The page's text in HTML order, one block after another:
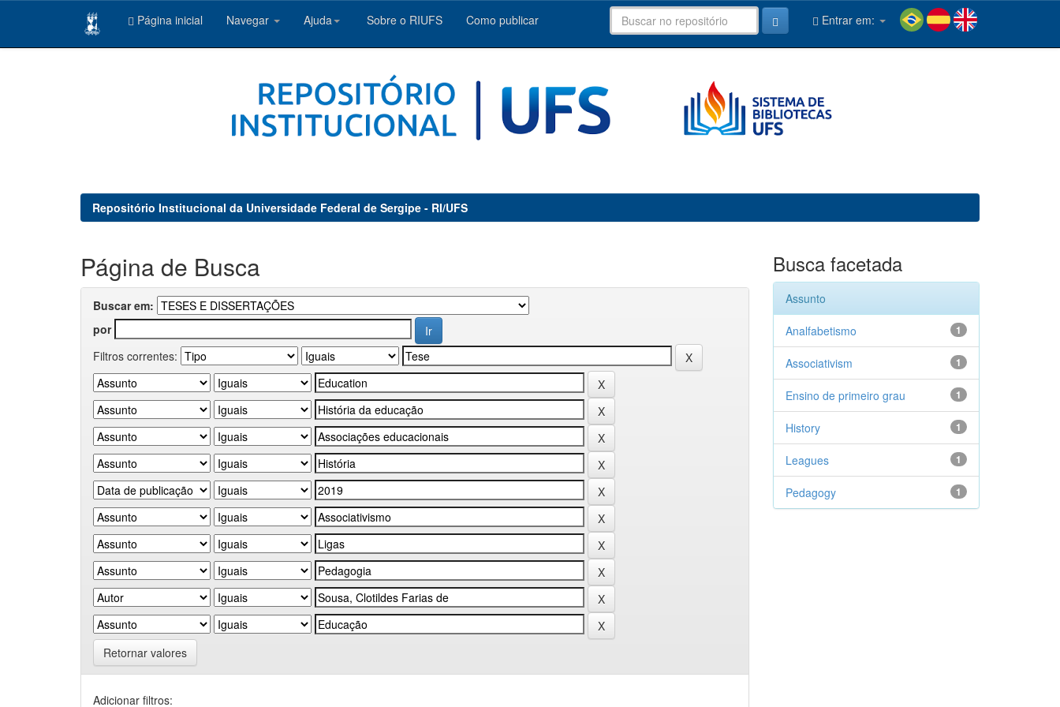
Página inicial Navegar Ajuda Sobre o RIUFS Como publicar Entrar em:
Repositório Institucional da Universidade Federal de Sergipe - RI/UFS
Página de Busca
Buscar em:
por
Filtros correntes:
Retornar valores
Adicionar filtros:
Busca facetada
Assunto
1
Analfabetismo
1
Associativism
1
Ensino de primeiro grau
1
History
1
Leagues
1
Pedagogy